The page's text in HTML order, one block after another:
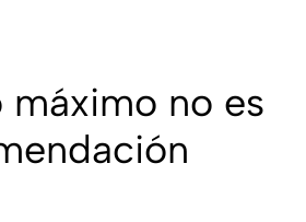
máximo no es